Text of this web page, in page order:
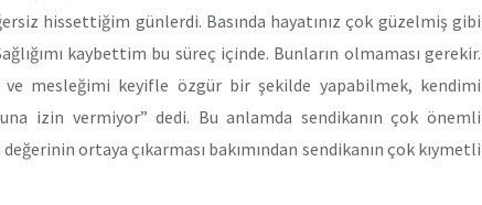
hissettiğim günlerdi. Basında hayatınız çok güzelmiş gibi
kaybettim bu süreç içinde. Bunların olmaması gerekir.
mesleğimi keyifle özgür bir şekilde yapabilmek, kendimi
izin vermiyor” dedi. Bu anlamda sendikanın çok önemli
ortaya çıkarması bakımından sendikanın çok kıymetli